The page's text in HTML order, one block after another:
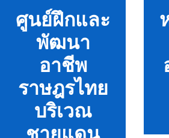
ศูนย์ฝึกและ
พัฒนา
อาชีพ
ราษฎรไทย
บริเวณ